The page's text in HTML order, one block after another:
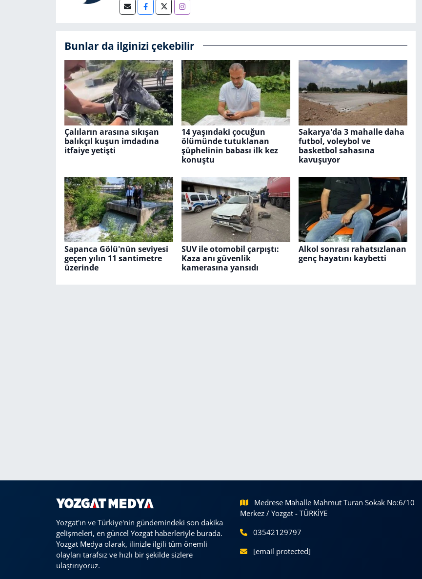
Bunlar da ilginizi çekebilir
Çalıların arasına sıkışan
balıkçıl kuşun imdadına
itfaiye yetişti
14 yaşındaki çocuğun
ölümünde tutuklanan
şüphelinin babası ilk kez
konuştu
Sakarya'da 3 mahalle daha
futbol, voleybol ve
basketbol sahasına
kavuşuyor
Sapanca Gölü'nün seviyesi
geçen yılın 11 santimetre
üzerinde
SUV ile otomobil çarpıştı:
Kaza anı güvenlik
kamerasına yansıdı
Alkol sonrası rahatsızlanan
genç hayatını kaybetti
Yozgat'ın ve Türkiye'nin gündemindeki son dakika
gelişmeleri, en güncel Yozgat haberleriyle burada.
Yozgat Medya olarak, ilinizle ilgili tüm önemli
olayları tarafsız ve hızlı bir şekilde sizlere
ulaştırıyoruz.
Medrese Mahalle Mahmut Turan Sokak No:6/10
Merkez / Yozgat - TÜRKİYE
03542129797
[email protected]